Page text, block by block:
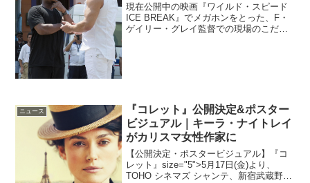
現在公開中の映画『ワイルド・スピード
ICE BREAK』でメガホンをとった、F・
ゲイリー・グレイ監督での現場のこだわ
ニュース
『コレット』公開決定&ポスター
ビジュアル｜キーラ・ナイトレイ
がカリスマ女性作家に
【公開決定・ポスタービジュアル】『コ
レット』size="5">5月17日(金)より、
TOHO シネマズ シャンテ、新宿武蔵野館